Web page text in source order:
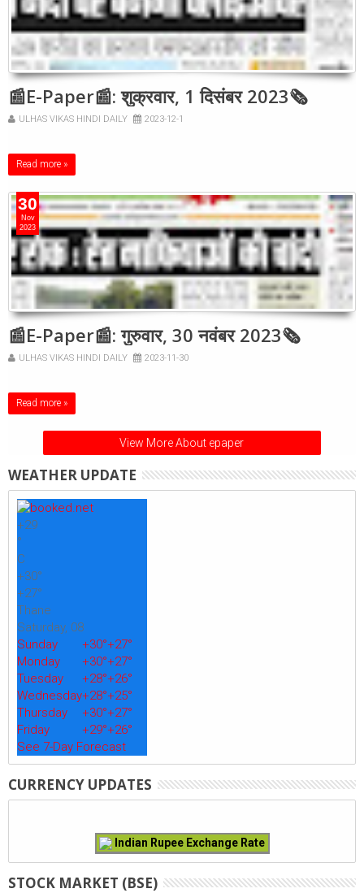
📰E-Paper📰: शुक्रवार, 1 दिसंबर 2023🗞
ULHAS VIKAS HINDI DAILY 2023-12-1
Read more »
30
Nov
2023
📰E-Paper📰: गुरुवार, 30 नवंबर 2023🗞
ULHAS VIKAS HINDI DAILY 2023-11-30
Read more »
View More About epaper
WEATHER UPDATE
+29
°
C
+30°
+27°
Thane
Saturday, 08
Sunday
+30°+27°
Monday
+30°+27°
Tuesday
+28°+26°
Wednesday+28°+25°
Thursday
+30°+27°
Friday
+29°+26°
See 7-Day Forecast
CURRENCY UPDATES
Indian Rupee Exchange Rate
STOCK MARKET (BSE)